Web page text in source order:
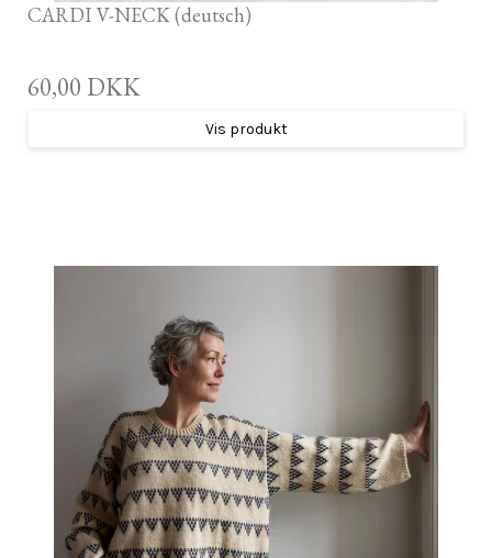
CARDI V-NECK (deutsch)
60,00 DKK
Vis produkt